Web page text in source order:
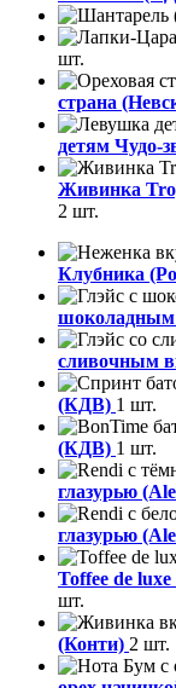
шт.
страна
детям Чудо-
Живинка
2 шт.
Клубника
сливочным
(КДВ) 1 шт.
(КДВ) 1 шт.
глазурью
глазурью
Toffee de
шт.
(Конти) 2 шт.